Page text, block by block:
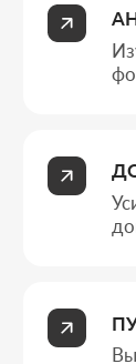
Лендинг - это
тестирования